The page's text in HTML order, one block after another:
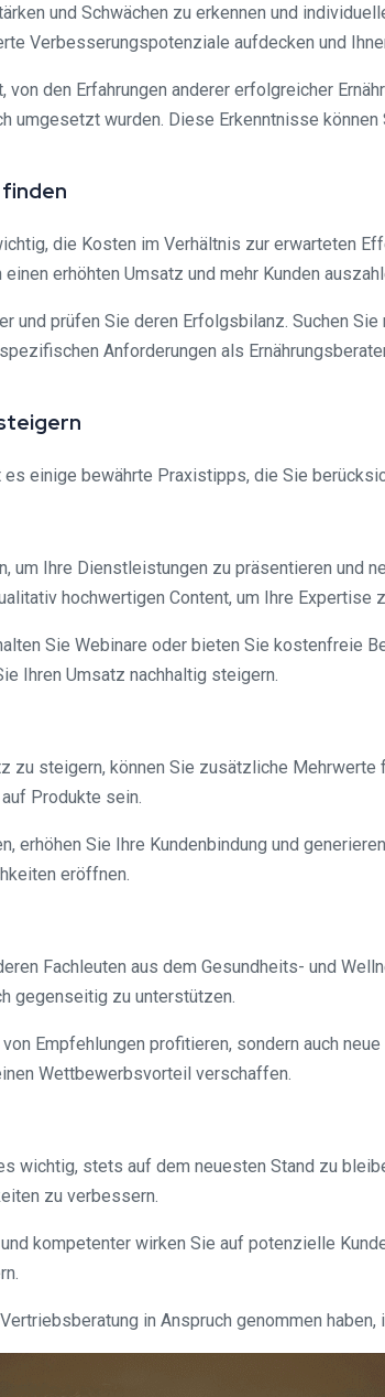
und Schwächen zu erkennen und
Verbesserungspotenziale aufdecken und
den Erfahrungen anderer erfolgreicher
wurden. Diese Erkenntnisse
die Kosten im Verhältnis zur erwarteten
erhöhten Umsatz und mehr Kunden
prüfen Sie deren Erfolgsbilanz. Suchen
Anforderungen als
einige bewährte Praxistipps, die Sie
um Ihre Dienstleistungen zu präsentieren und
hochwertigen Content, um Ihre Expertise
Sie Webinare oder bieten Sie kostenfreie
Ihren Umsatz nachhaltig steigern.
zu steigern, können Sie zusätzliche
Produkte sein.
erhöhen Sie Ihre Kundenbindung und
eröffnen.
Fachleuten aus dem Gesundheits- und
gegenseitig zu unterstützen.
Empfehlungen profitieren, sondern auch
Wettbewerbsvorteil verschaffen.
wichtig, stets auf dem neuesten Stand zu
zu verbessern.
kompetenter wirken Sie auf potenzielle
in Anspruch genommen